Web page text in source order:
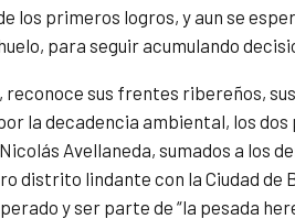
los primeros logros, y aun se
para seguir acumulando
reconoce sus frentes ribereños,
la decadencia ambiental, los dos
Avellaneda, sumados a los
distrito lindante con la Ciudad
y ser parte de “la pesada